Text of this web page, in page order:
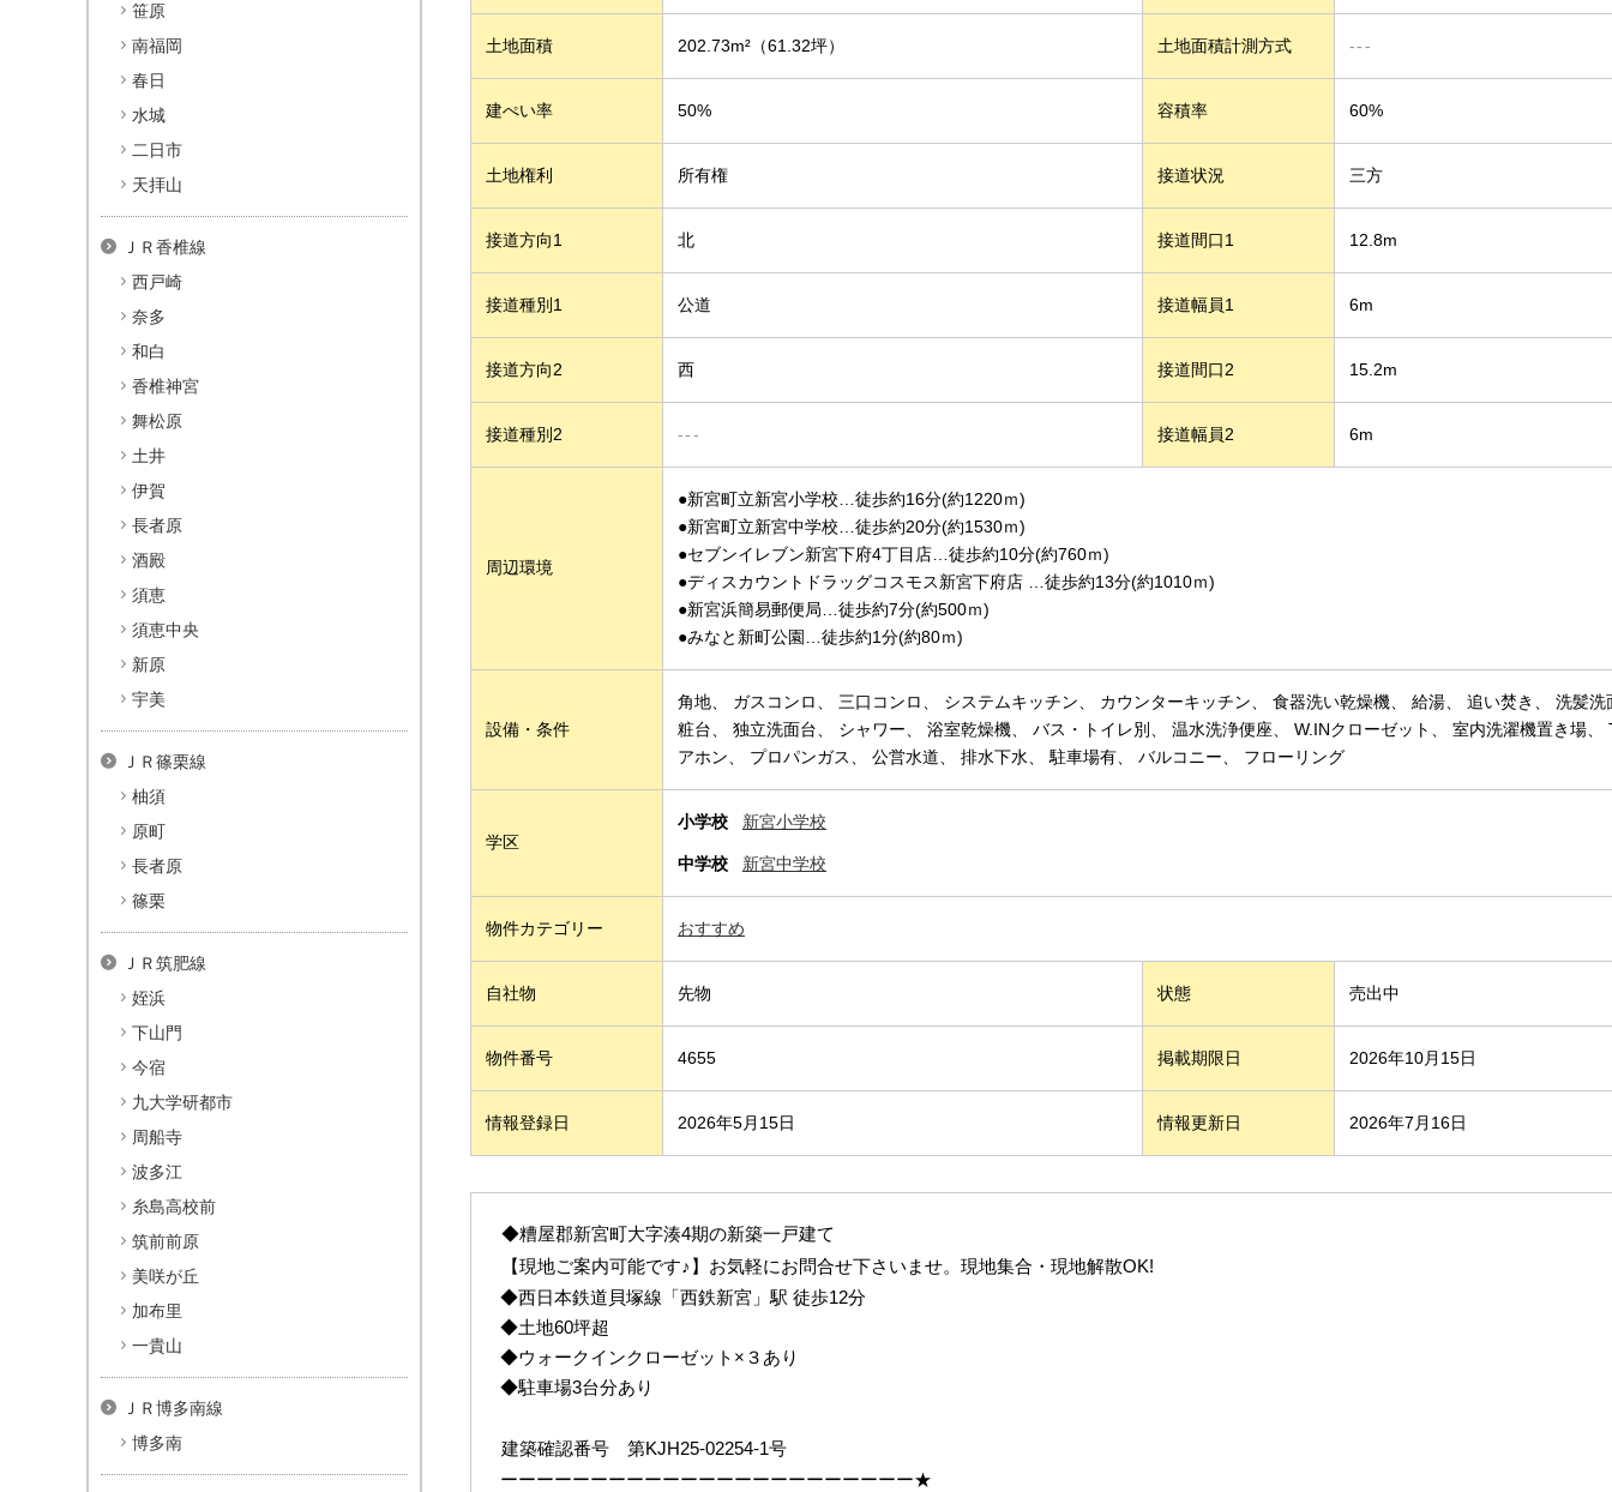
土地面積 202.73m² （61.32坪） 土地面積計測方式 ---
建ぺい率 50% 容積率 60%
土地権利 所有権 接道状況 三方
接道方向1 北 接道間口1 12.8m
接道種別1 公道 接道幅員1 6m
接道方向2 西 接道間口2 15.2m
接道種別2 --- 接道幅員2 6m
周辺環境
●新宮町立新宮小学校…徒歩約16分(約1220ｍ)
●新宮町立新宮中学校…徒歩約20分(約1530ｍ)
●セブンイレブン新宮下府4丁目店…徒歩約10分(約760ｍ)
●ディスカウントドラッグコスモス新宮下府店 …徒歩約13分(約1010ｍ)
●新宮浜簡易郵便局…徒歩約7分(約500ｍ)
●みなと新町公園…徒歩約1分(約80ｍ)
設備・条件
角地 ガスコンロ 三口コンロ システムキッチン カウンターキッチン 食器洗い乾燥機 給湯 追い焚き
洗髪洗
粧台
独立洗面台 シャワー 浴室乾燥機 バス・トイレ別 温水洗浄便座 W.INクローゼット 室内洗濯機置き場
アホン
プロパンガス 公営水道 排水下水 駐車場有 バルコニー フローリング
学区
小学校 新宮小学校
中学校 新宮中学校
物件カテゴリー おすすめ
自社物 先物 状態 売出中
物件番号 4655 掲載期限日 2026年10月15日
情報登録日 2026年5月15日 情報更新日 2026年7月16日
◆糟屋郡新宮町大字湊4期の新築一戸建て
【現地ご案内可能です♪】お気軽にお問合せ下さいませ。現地集合・現地解散OK!
◆西日本鉄道貝塚線「西鉄新宮 」駅 徒歩12分
◆土地60坪超
◆ウォークインクローゼット×３あり
◆駐車場3台分あり
建築確認番号 第KJH25-02254-1号
ーーーーーーーーーーーーーーーーーーーーーーー★
笹原
南福岡
春日
水城
二日市
天拝山
ＪＲ香椎線
西戸崎
奈多
和白
香椎神宮
舞松原
土井
伊賀
長者原
酒殿
須恵
須恵中央
新原
宇美
ＪＲ篠栗線
柚須
原町
長者原
篠栗
ＪＲ筑肥線
姪浜
下山門
今宿
九大学研都市
周船寺
波多江
糸島高校前
筑前前原
美咲が丘
加布里
一貴山
ＪＲ博多南線
博多南